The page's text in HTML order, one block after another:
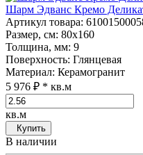
Шарм Эдванс Кремо
Артикул товара:
Размер, см: 80x160
Толщина, мм: 9
Поверхность: Глянцевая
Материал: Керамогранит
5 976 ₽ * кв.м
кв.м
Купить
В наличии